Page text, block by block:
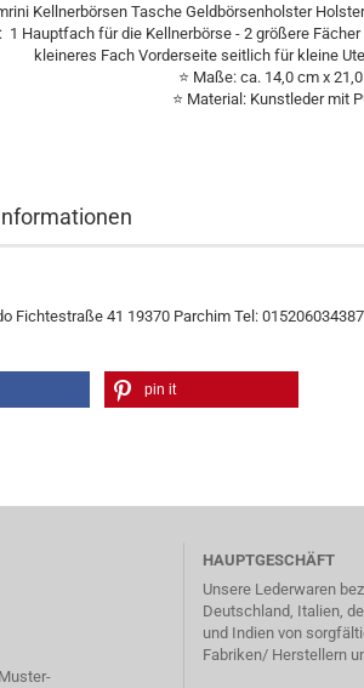
Kellnerbörsen Tasche Geldbörsenholster
1 Hauptfach für die Kellnerbörse - 2 größere
kleineres Fach Vorderseite seitlich für kleine
⭐ Maße: ca. 14,0 cm x
⭐ Material: Kunstleder mit
Fichtestraße 41 19370 Parchim Tel: 015206034387
pin it
HAUPTGESCHÄFT
Unsere Lederwaren
Deutschland, Italien,
und Indien von
Fabriken/ Herstellern